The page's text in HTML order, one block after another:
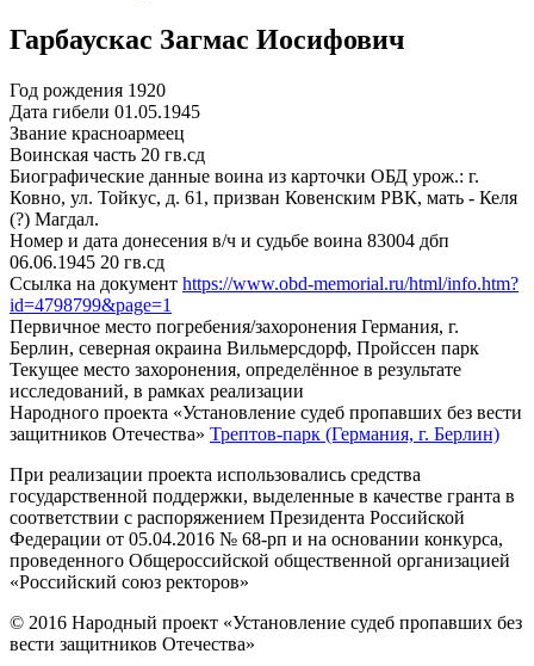
Гарбаускас Загмас Иосифович
Год рождения 1920
Дата гибели 01.05.1945
Звание красноармеец
Воинская часть 20 гв.сд
Биографические данные воина из карточки ОБД урож.: г.
Ковно, ул. Тойкус, д. 61, призван Ковенским РВК, мать - Келя
(?) Магдал.
Номер и дата донесения в/ч и судьбе воина 83004 дбп
06.06.1945 20 гв.сд
Ссылка на документ https://www.obd-memorial.ru/html/info.htm?
id=4798799&page=1
Первичное место погребения/захоронения Германия, г.
Берлин, северная окраина Вильмерсдорф, Пройссен парк
Текущее место захоронения, определённое в результате
исследований, в рамках реализации
Народного проекта «Установление судеб пропавших без вести
защитников Отечества» Трептов-парк (Германия, г. Берлин)
При реализации проекта использовались средства
государственной поддержки, выделенные в качестве гранта в
соответствии с распоряжением Президента Российской
Федерации от 05.04.2016 № 68-рп и на основании конкурса,
проведенного Общероссийской общественной организацией
«Российский союз ректоров»
© 2016 Народный проект «Установление судеб пропавших без
вести защитников Отечества»